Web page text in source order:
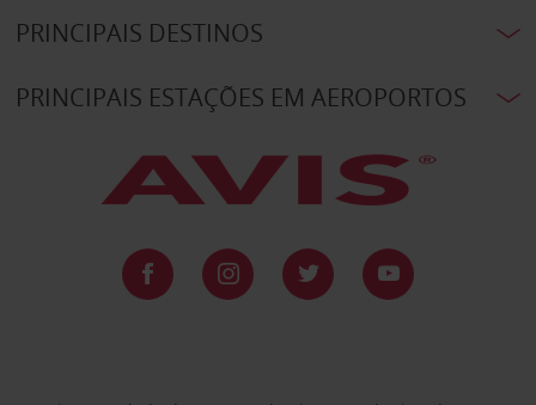
PRINCIPAIS DESTINOS
PRINCIPAIS ESTAÇÕES EM AEROPORTOS